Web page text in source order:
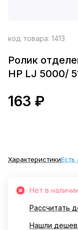
код товара: 1413
Ролик
HP LJ 5000/
163 ₽
ХарактеристикиЕсть
Нет в наличии
Рассчитать
Нашли